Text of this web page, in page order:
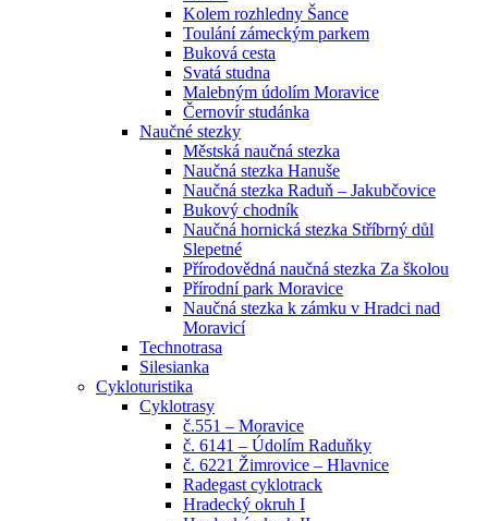
Kolem rozhledny Šance
Toulání zámeckým parkem
Buková cesta
Svatá studna
Malebným údolím Moravice
Černovír studánka
Naučné stezky
Městská naučná stezka
Naučná stezka Hanuše
Naučná stezka Raduň – Jakubčovice
Bukový chodník
Naučná hornická stezka Stříbrný důl
Slepetné
Přírodovědná naučná stezka Za školou
Přírodní park Moravice
Naučná stezka k zámku v Hradci nad
Moravicí
Technotrasa
Silesianka
Cykloturistika
Cyklotrasy
č.551 – Moravice
č. 6141 – Údolím Raduňky
č. 6221 Žimrovice – Hlavnice
Radegast cyklotrack
Hradecký okruh I